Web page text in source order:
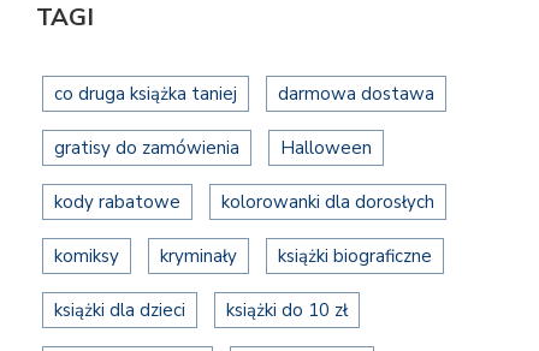
TAGI
co druga książka taniej darmowa dostawa
gratisy do zamówienia Halloween
kody rabatowe kolorowanki dla dorosłych
komiksy kryminały książki biograficzne
książki dla dzieci książki do 10 zł